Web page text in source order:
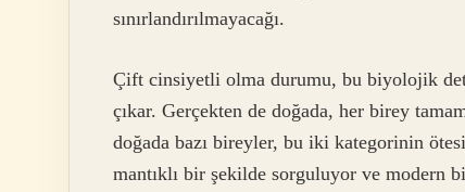
sınırlandırılmayacağı.
Çift cinsiyetli olma durumu, bu biyolojik
çıkar. Gerçekten de doğada, her birey
doğada bazı bireyler, bu iki kategorinin
mantıklı bir şekilde sorguluyor ve modern